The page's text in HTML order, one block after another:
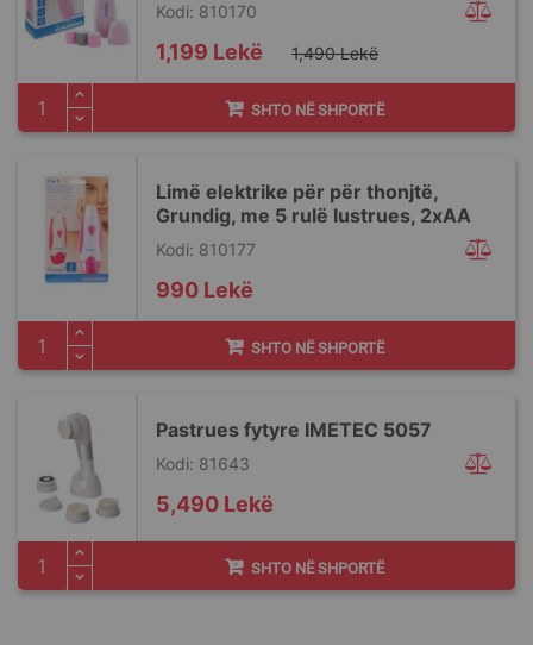
Kodi: 810170
Special
Price
1,199 Lekë 1,490 Lekë
SHTO NË SHPORTË
Limë elektrike për për thonjtë,
Grundig, me 5 rulë lustrues, 2xAA
Kodi: 810177
990 Lekë
SHTO NË SHPORTË
Pastrues fytyre IMETEC 5057
Kodi: 81643
5,490 Lekë
SHTO NË SHPORTË